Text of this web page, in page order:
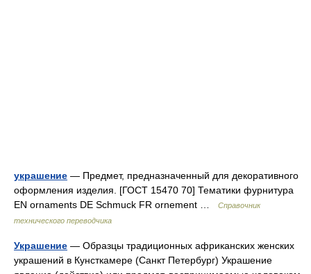
украшение — Предмет, предназначенный для декоративного
оформления изделия. [ГОСТ 15470 70] Тематики фурнитура
EN ornaments DE Schmuck FR ornement …
Справочник
технического переводчика
Украшение — Образцы традиционных африканских женских
украшений в Кунсткамере (Санкт Петербург) Украшение